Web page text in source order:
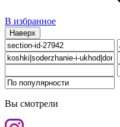
В избранное
Наверх
Вы смотрели